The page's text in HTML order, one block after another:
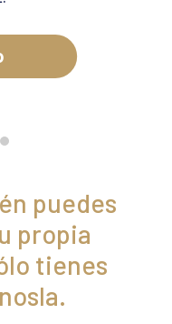
puedes
propia
tienes